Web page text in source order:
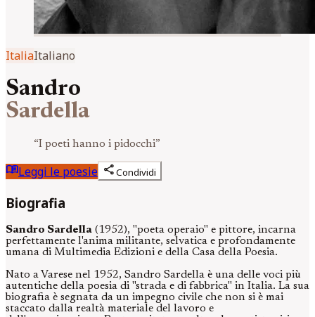
ItaliaItaliano
Sandro
Sardella
“I poeti hanno i pidocchi”
menu_bookLeggi le poesie shareCondividi
Biografia
Sandro Sardella (1952), "poeta operaio" e pittore, incarna
perfettamente l'anima militante, selvatica e profondamente
umana di Multimedia Edizioni e della Casa della Poesia.
Nato a Varese nel 1952, Sandro Sardella è una delle voci più
autentiche della poesia di "strada e di fabbrica" in Italia. La sua
biografia è segnata da un impegno civile che non si è mai
staccato dalla realtà materiale del lavoro e